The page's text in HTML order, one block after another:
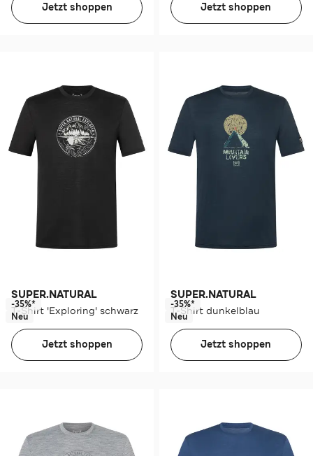
Jetzt shoppen Jetzt shoppen
SUPER.NATURAL
T-Shirt 'Exploring' schwarz
-35%*
Neu
Jetzt shoppen
SUPER.NATURAL
T-Shirt dunkelblau
-35%*
Neu
Jetzt shoppen